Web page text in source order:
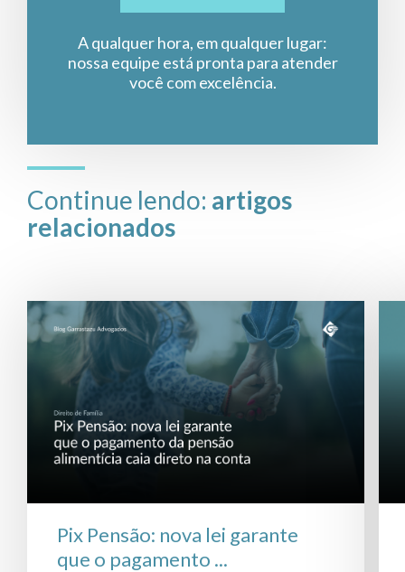
A qualquer hora, em qualquer lugar:
nossa equipe está pronta para atender
você com excelência.
Continue lendo: artigos
relacionados
Pix Pensão: nova lei garante
que o pagamento ...